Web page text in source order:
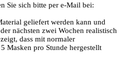
Sie sich bitte per e-Mail bei:
geliefert werden kann und
nächsten zwei Wochen realistisch
dass mit normaler
Masken pro Stunde hergestellt